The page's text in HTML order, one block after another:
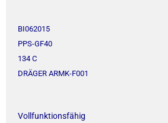
BI062015
PPS-GF40
134 C
DRÄGER ARMK-F001
Vollfunktionsfähig